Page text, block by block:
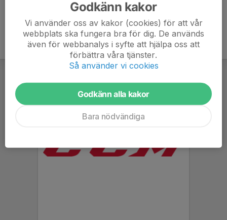
Godkänn kakor
Vi använder oss av kakor (cookies) för att vår
webbplats ska fungera bra för dig. De används
även för webbanalys i syfte att hjälpa oss att
förbättra våra tjänster.
Så använder vi cookies
Godkänn alla kakor
Bara nödvändiga